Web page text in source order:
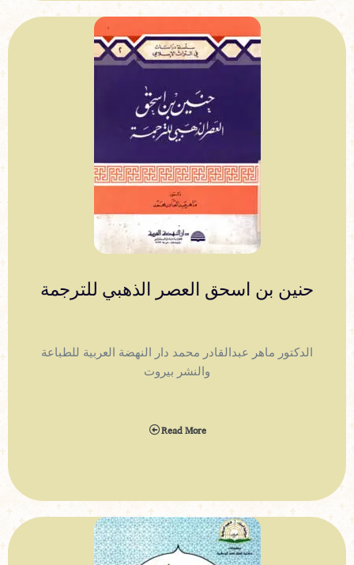
حنين بن اسحق العصر الذهبي للترجمة
الدكتور ماهر عبدالقادر محمد دار النهضة العربية للطباعة
والنشر بيروت
Read More